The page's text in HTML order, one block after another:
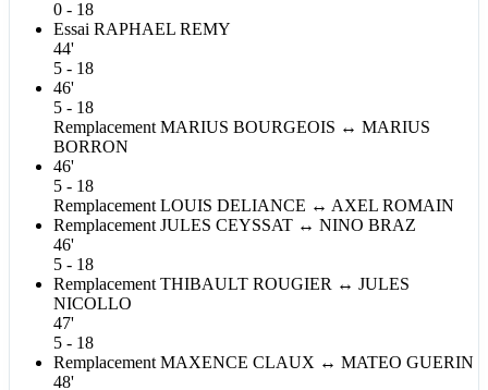
0 - 18
Essai RAPHAEL REMY
44'
5 - 18
46'
5 - 18
Remplacement MARIUS BOURGEOIS ↔ MARIUS
BORRON
46'
5 - 18
Remplacement LOUIS DELIANCE ↔ AXEL ROMAIN
Remplacement JULES CEYSSAT ↔ NINO BRAZ
46'
5 - 18
Remplacement THIBAULT ROUGIER ↔ JULES
NICOLLO
47'
5 - 18
Remplacement MAXENCE CLAUX ↔ MATEO GUERIN
48'